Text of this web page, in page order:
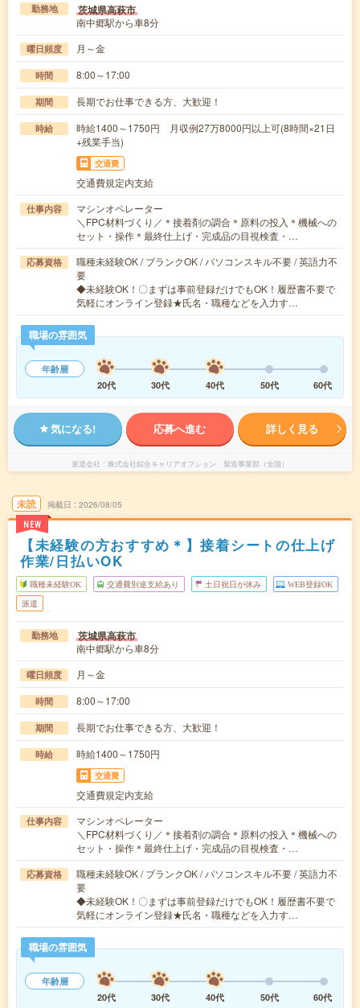
勤務地 茨城県高萩市
南中郷駅から車8分
曜日頻度 月～金
時間 8:00～17:00
期間 長期でお仕事できる方、大歓迎！
時給
時給1400～1750円 月収例27万8000円以上可(8時間×21日
+残業手当)
交通費
交通費規定内支給
仕事内容
マシンオペレーター
＼FPC材料づくり／＊接着剤の調合＊原料の投入＊機械への
セット・操作＊最終仕上げ・完成品の目視検査・…
応募資格
職種未経験OK / ブランクOK / パソコンスキル不要 / 英語力不
要
◆未経験OK！〇まずは事前登録だけでもOK！履歴書不要で
気軽にオンライン登録★氏名・職種などを入力す…
職場の雰囲気
年齢層
20代
30代 40代 50代 60代
気になる! 応募へ進む 詳しく見る
派遣会社 株式会社綜合キャリアオプション 製造事業部（全国）
未読
NEW
掲載日 2026/08/05
【未経験の方おすすめ＊】接着シートの仕上げ
作業/日払いOK
職種未経験OK 交通費別途支給あり 土日祝日が休み WEB登録OK
派遣
勤務地 茨城県高萩市
南中郷駅から車8分
曜日頻度 月～金
時間 8:00～17:00
期間 長期でお仕事できる方、大歓迎！
時給 時給1400～1750円
交通費
交通費規定内支給
仕事内容
マシンオペレーター
＼FPC材料づくり／＊接着剤の調合＊原料の投入＊機械への
セット・操作＊最終仕上げ・完成品の目視検査・…
応募資格
職種未経験OK / ブランクOK / パソコンスキル不要 / 英語力不
要
◆未経験OK！〇まずは事前登録だけでもOK！履歴書不要で
気軽にオンライン登録★氏名・職種などを入力す…
職場の雰囲気
年齢層
20代
30代 40代 50代 60代